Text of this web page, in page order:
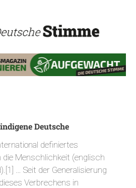
Deutsche
definiertes
die Menschlichkeit (englisch
… Seit der Generalisierung
Verbrechens in